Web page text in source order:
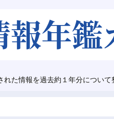
た情報を過去約１年分について